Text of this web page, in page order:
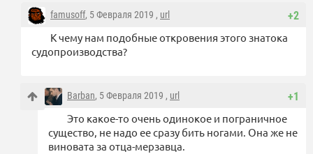
+2
famusoff, 5 Февраля 2019 , url
К чему нам подобные откровения этого знатока
судопроизводства?
+1
Barban, 5 Февраля 2019 , url
Это какое-то очень одинокое и пограничное
существо, не надо ее сразу бить ногами. Она же не
виновата за отца-мерзавца.